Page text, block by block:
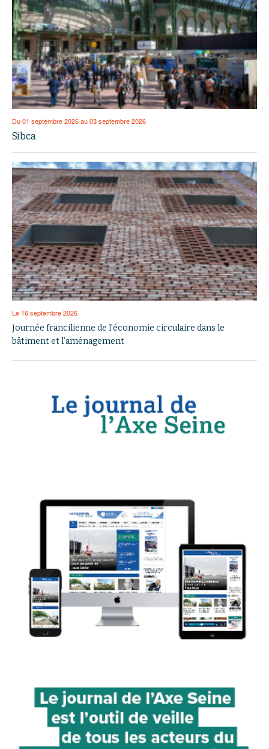
Du 01 septembre 2026 au 03 septembre 2026
Sibca
Le 16 septembre 2026
Journée francilienne de l’économie circulaire dans le
bâtiment et l’aménagement